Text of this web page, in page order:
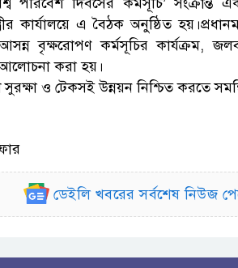
কার্যালয়ে এ বৈঠক অনুষ্ঠিত
বৃক্ষরোপণ কর্মসূচির কার্যক্রম,
আলোচনা করা হয়।
ও টেকসই উন্নয়ন নিশ্চিত করতে
ডেইলি খবরের সর্বশেষ নিউজ